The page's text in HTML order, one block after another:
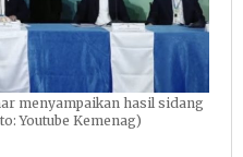
menyampaikan hasil sidang
Youtube Kemenag)